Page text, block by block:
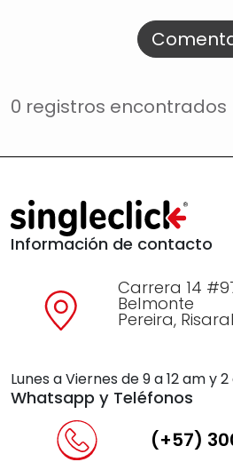
0 registros encontrados
Información de contacto
Carrera 14
Belmonte
Pereira,
Lunes a Viernes de 9 a 12 am y
Whatsapp y Teléfonos
(+57)